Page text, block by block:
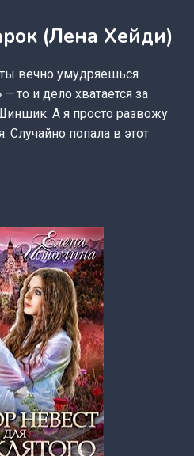
(Лена Хейди)
вечно умудряешься
то и дело хватается за
А я просто развожу
Случайно попала в этот